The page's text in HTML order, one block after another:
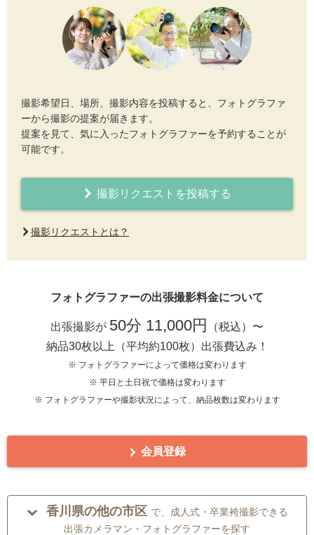
撮影希望日、場所、撮影内容を投稿すると、フォトグラファ
ーから撮影の提案が届きます。
提案を見て、気に入ったフォトグラファーを予約することが
可能です。
撮影リクエストを投稿する
撮影リクエストとは？
フォトグラファーの出張撮影料金について
出張撮影が 50分 11,000円
（税込）〜
納品30枚以上（平均約100枚）出張費込み！
※ フォトグラファーによって価格は変わります
※ 平日と土日祝で価格は変わります
※ フォトグラファーや撮影状況によって、納品枚数は変わります
会員登録
香川県の他の市区 で、成人式・卒業袴撮影できる
出張カメラマン・フォトグラファーを探す